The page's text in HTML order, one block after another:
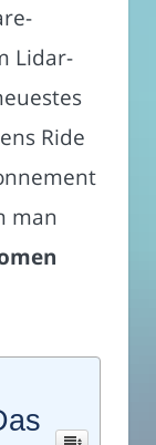
Lidar-
Ride
man